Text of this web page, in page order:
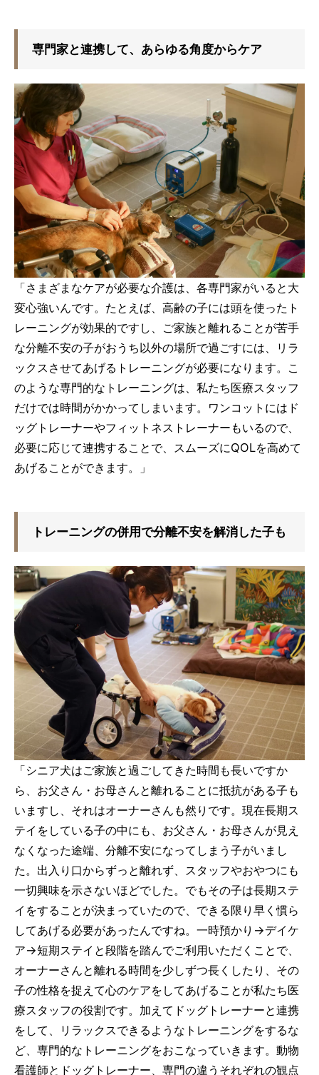
専門家と連携して、あらゆる角度からケア
「さまざまなケアが必要な介護は、各専門家がいると大
変心強いんです。たとえば、高齢の子には頭を使ったト
レーニングが効果的ですし、ご家族と離れることが苦手
な分離不安の子がおうち以外の場所で過ごすには、リラ
ックスさせてあげるトレーニングが必要になります。こ
のような専門的なトレーニングは、私たち医療スタッフ
だけでは時間がかかってしまいます。ワンコットにはド
ッグトレーナーやフィットネストレーナーもいるので、
必要に応じて連携することで、スムーズにQOLを高めて
あげることができます。」
トレーニングの併用で分離不安を解消した子も
「シニア犬はご家族と過ごしてきた時間も長いですか
ら、お父さん・お母さんと離れることに抵抗がある子も
いますし、それはオーナーさんも然りです。現在長期ス
テイをしている子の中にも、お父さん・お母さんが見え
なくなった途端、分離不安になってしまう子がいまし
た。出入り口からずっと離れず、スタッフやおやつにも
一切興味を示さないほどでした。でもその子は長期ステ
イをすることが決まっていたので、できる限り早く慣ら
してあげる必要があったんですね。一時預かり→デイケ
ア→短期ステイと段階を踏んでご利用いただくことで、
オーナーさんと離れる時間を少しずつ長くしたり、その
子の性格を捉えて心のケアをしてあげることが私たち医
療スタッフの役割です。加えてドッグトレーナーと連携
をして、リラックスできるようなトレーニングをするな
ど、専門的なトレーニングをおこなっていきます。動物
看護師とドッグトレーナー、専門の違うそれぞれの観点